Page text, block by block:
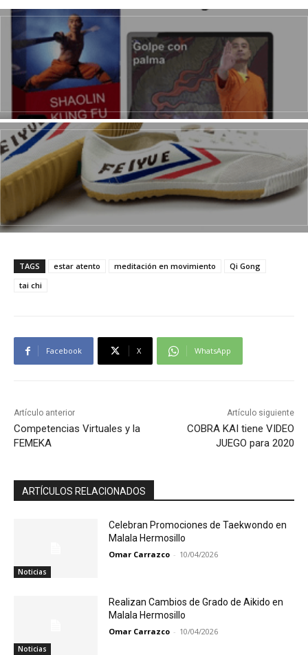
TAGS estar atento meditación en movimiento
Qi Gong
tai chi
Facebook X WhatsApp
Artículo anterior
Competencias Virtuales y la
FEMEKA
Artículo siguiente
COBRA KAI tiene VIDEO
JUEGO para 2020
ARTÍCULOS RELACIONADOS
Noticias
Celebran Promociones de Taekwondo en
Malala Hermosillo
Omar Carrazco - 10/04/2026
Noticias
Realizan Cambios de Grado de Aikido en
Malala Hermosillo
Omar Carrazco - 10/04/2026